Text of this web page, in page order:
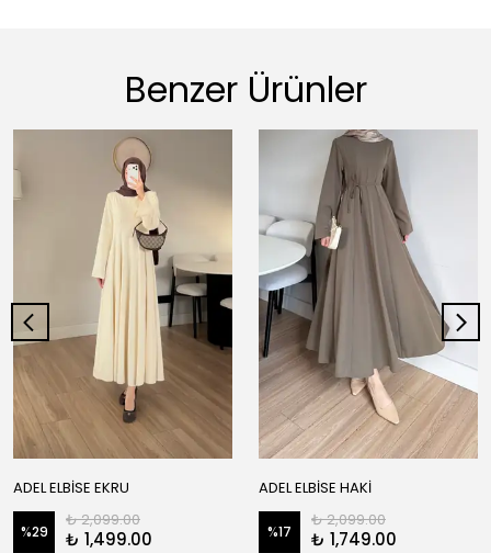
Benzer Ürünler
ADEL ELBİSE EKRU
%29
₺ 2,099.00
₺ 1,499.00
ADEL ELBİSE HAKİ
%17
₺ 2,099.00
₺ 1,749.00